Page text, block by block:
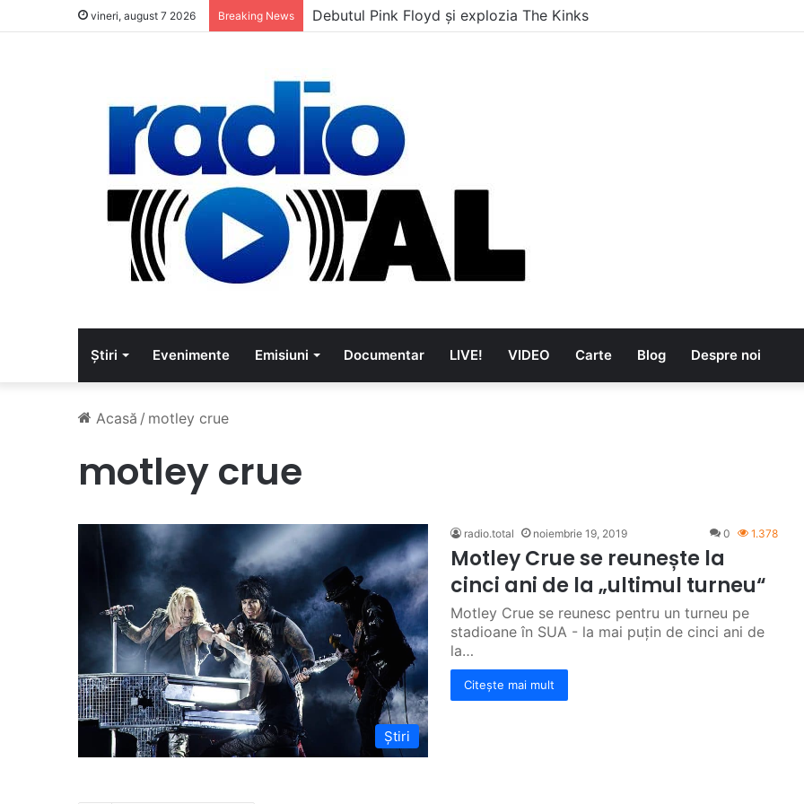
vineri, august 7 2026 Breaking News Debutul Pink Floyd și explozia The Kinks
Știri Evenimente Emisiuni Documentar LIVE! VIDEO Carte Blog Despre noi
Acasă / motley crue
motley crue
Știri
radio.total noiembrie 19, 2019 0 1.378
Motley Crue se reunește la
cinci ani de la „ultimul turneu“
Motley Crue se reunesc pentru un turneu pe
stadioane în SUA - la mai puțin de cinci ani de
la…
Citește mai mult